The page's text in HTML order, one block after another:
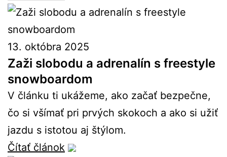
13. októbra 2025
Zaži slobodu a adrenalín s freestyle
snowboardom
V článku ti ukážeme, ako začať bezpečne,
čo si všímať pri prvých skokoch a ako si užiť
jazdu s istotou aj štýlom.
Čítať článok